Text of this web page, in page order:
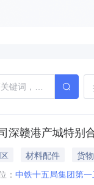
深赣港产城特别
材料配件
货物
： 中铁十五局集团第